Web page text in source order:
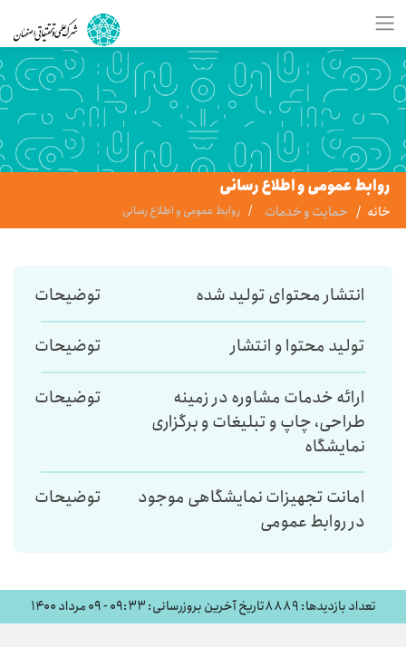
روابط عمومی و اطلاع رسانی
خانه حمایت و خدمات روابط عمومی و اطلاع رسانی
انتشار محتوای تولید شده توضیحات
تولید محتوا و انتشار توضیحات
ارائه خدمات مشاوره در زمینه
طراحی، چاپ و تبلیغات و برگزاری
نمایشگاه
توضیحات
امانت تجهیزات نمایشگاهی موجود
در روابط عمومی
توضیحات
تعداد بازدیدها: 8889 تاریخ آخرین بروزرسانی: ۰۹:۳۳ - ۰۹ مرداد ۱۴۰۰